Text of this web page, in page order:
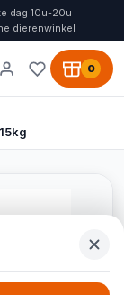
dag 10u-20u
dierenwinkel
0